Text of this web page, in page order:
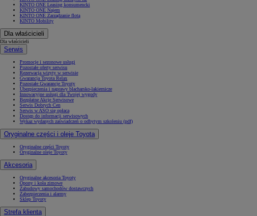
KINTO ONE Leasing konsumencki
KINTO ONE Najem
KINTO ONE Zarządzanie flotą
KINTO Mobility
Dla właścicieli
Dla właścicieli
Serwis
Promocje i sezonowe usługi
Pozostałe oferty serwisu
Rezerwacja wizyty w serwisie
Gwarancja Toyota Relax
Pozostałe Gwarancje Toyoty
Ubezpieczenia i naprawy blacharsko-lakiernicze
Innowacyjne usługi dla Twojej wygody
Bezpłatne Akcje Serwisowe
Serwis Dobrych Cen
Serwis w ASO się opłaca
Dostęp do informacji serwisowych
Wykaz wydanych zaświadczeń o odbytym szkoleniu (pdf)
Oryginalne części i oleje Toyota
Oryginalne części Toyoty
Oryginalne oleje Toyoty
Akcesoria
Oryginalne akcesoria Toyoty
Opony i koła zimowe
Zabudowy samochodów dostawczych
Zabezpieczenia i alarmy
Sklep Toyoty
Strefa klienta